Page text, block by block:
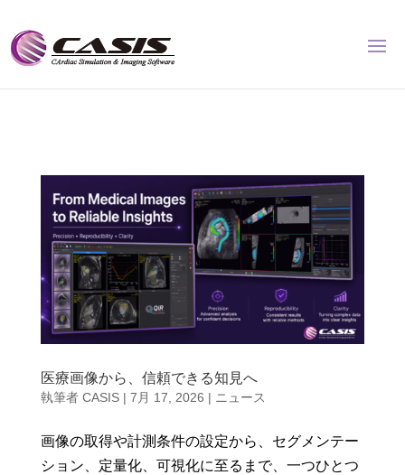
医療画像から、信頼できる知見へ
執筆者 CASIS| 7月 17, 2026 | ニュース
画像の取得や計測条件の設定から、セグメンテー
ション、定量化、可視化に至るまで、一つひとつ